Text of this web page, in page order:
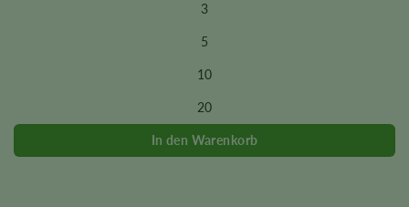
3
5
10
20
chosen